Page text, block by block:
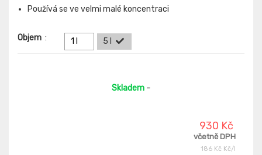
Používá se ve velmi malé koncentraci
Objem : 1 l 5 l
Skladem -
930 Kč
včetně DPH
186 Kč Kč/l